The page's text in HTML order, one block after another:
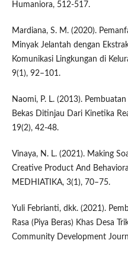
Humaniora, 512-517.
Mardiana, S. M. (2020).
Minyak Jelantah dengan
Komunikasi Lingkungan di
9(1), 92–101.
Naomi, P. L. (2013).
Bekas Ditinjau Dari Kinetika
19(2), 42-48.
Vinaya, N. L. (2021). Making
Creative Product And
MEDHIATIKA, 3(1), 70–75.
Yuli Febrianti, dkk. (2021).
Rasa (Piya Beras) Khas Desa
Community Development